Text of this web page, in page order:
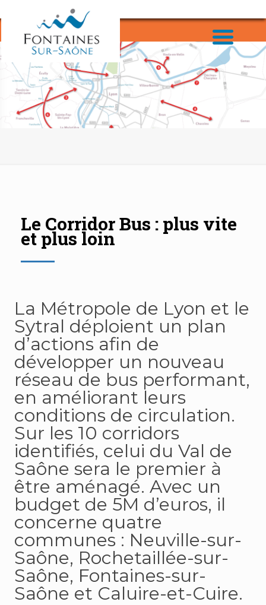
Le Corridor Bus : plus vite
et plus loin
La Métropole de Lyon et le
Sytral déploient un plan
d’actions afin de
développer un nouveau
réseau de bus performant,
en améliorant leurs
conditions de circulation.
Sur les 10 corridors
identifiés, celui du Val de
Saône sera le premier à
être aménagé. Avec un
budget de 5M d’euros, il
concerne quatre
communes : Neuville-sur-
Saône, Rochetaillée-sur-
Saône, Fontaines-sur-
Saône et Caluire-et-Cuire.